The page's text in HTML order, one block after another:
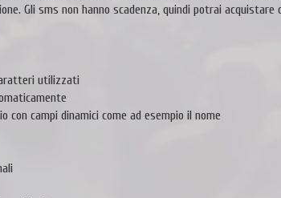
Gli sms non hanno scadenza, quindi potrai acquistare
utilizzati
con campi dinamici come ad esempio il nome